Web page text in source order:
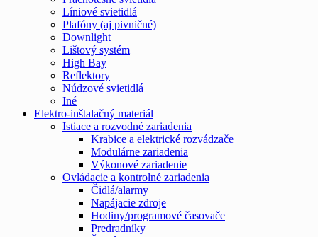
Líniové svietidlá
Plafóny (aj pivničné)
Downlight
Lištový systém
High Bay
Reflektory
Núdzové svietidlá
Iné
Elektro-inštalačný materiál
Istiace a rozvodné zariadenia
Krabice a elektrické rozvádzače
Modulárne zariadenia
Výkonové zariadenie
Ovládacie a kontrolné zariadenia
Čidlá/alarmy
Napájacie zdroje
Hodiny/programové časovače
Predradníky